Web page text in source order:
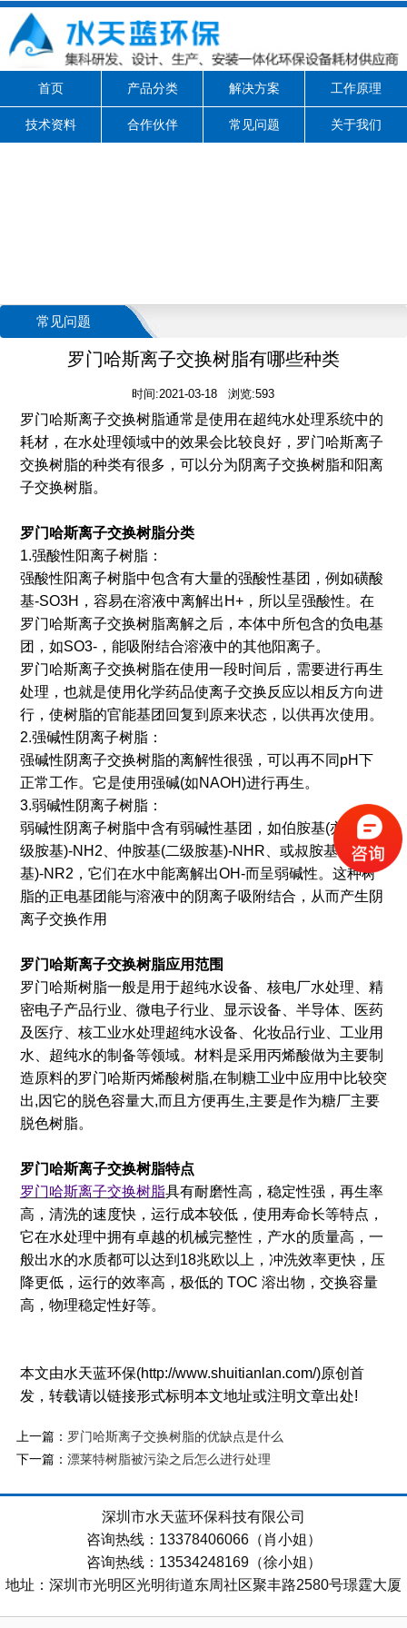
首页 产品分类 解决方案 工作原理
技术资料 合作伙伴 常见问题 关于我们
常见问题
罗门哈斯离子交换树脂有哪些种类
时间:2021-03-18 浏览:593
罗门哈斯离子交换树脂通常是使用在超纯水处理系统中的
耗材，在水处理领域中的效果会比较良好，罗门哈斯离子
交换树脂的种类有很多，可以分为阴离子交换树脂和阳离
子交换树脂。
罗门哈斯离子交换树脂分类
1.强酸性阳离子树脂：
强酸性阳离子树脂中包含有大量的强酸性基团，例如磺酸
基-SO3H，容易在溶液中离解出H+，所以呈强酸性。在
罗门哈斯离子交换树脂离解之后，本体中所包含的负电基
团，如SO3-，能吸附结合溶液中的其他阳离子。
罗门哈斯离子交换树脂在使用一段时间后，需要进行再生
处理，也就是使用化学药品使离子交换反应以相反方向进
行，使树脂的官能基团回复到原来状态，以供再次使用。
2.强碱性阴离子树脂：
强碱性阴离子交换树脂的离解性很强，可以再不同pH下
正常工作。它是使用强碱(如NAOH)进行再生。
3.弱碱性阴离子树脂：
弱碱性阴离子树脂中含有弱碱性基团，如伯胺基(亦称一
级胺基)-NH2、仲胺基(二级胺基)-NHR、或叔胺基(三级胺
基)-NR2，它们在水中能离解出OH-而呈弱碱性。这种树
脂的正电基团能与溶液中的阴离子吸附结合，从而产生阴
离子交换作用
罗门哈斯离子交换树脂应用范围
罗门哈斯树脂一般是用于超纯水设备、核电厂水处理、精
密电子产品行业、微电子行业、显示设备、半导体、医药
及医疗、核工业水处理超纯水设备、化妆品行业、工业用
水、超纯水的制备等领域。材料是采用丙烯酸做为主要制
造原料的罗门哈斯丙烯酸树脂,在制糖工业中应用中比较突
出,因它的脱色容量大,而且方便再生,主要是作为糖厂主要
脱色树脂。
罗门哈斯离子交换树脂特点
罗门哈斯离子交换树脂具有耐磨性高，稳定性强，再生率
高，清洗的速度快，运行成本较低，使用寿命长等特点，
它在水处理中拥有卓越的机械完整性，产水的质量高，一
般出水的水质都可以达到18兆欧以上，冲洗效率更快，压
降更低，运行的效率高，极低的 TOC 溶出物，交换容量
高，物理稳定性好等。
本文由水天蓝环保(http://www.shuitianlan.com/)原创首
发，转载请以链接形式标明本文地址或注明文章出处!
上一篇： 罗门哈斯离子交换树脂的优缺点是什么
下一篇： 漂莱特树脂被污染之后怎么进行处理
深圳市水天蓝环保科技有限公司
咨询热线：13378406066（肖小姐）
咨询热线：13534248169（徐小姐）
地址：深圳市光明区光明街道东周社区聚丰路2580号璟霆大厦